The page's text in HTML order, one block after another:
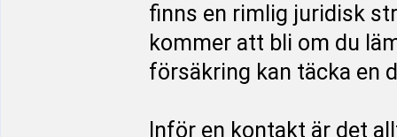
finns en rimlig juridisk
kommer att bli om du
försäkring kan täcka en
Inför en kontakt är det